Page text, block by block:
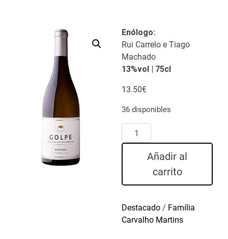
Enólogo:
Rui Carrelo e Tiago
Machado
13%vol | 75cl
13.50€
36 disponibles
Golpe
Vino
Añadir al
carrito
Destacado / Família
Carvalho Martins